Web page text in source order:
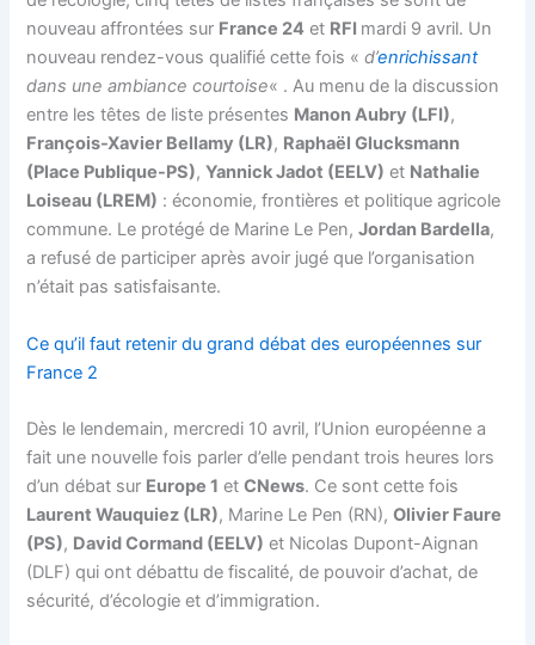
nouveau affrontées sur France 24 et RFI mardi 9 avril. Un
nouveau rendez-vous qualifié cette fois «d’enrichissant
dans une ambiance courtoise« . Au menu de la discussion
entre les têtes de liste présentes Manon Aubry (LFI),
François-Xavier Bellamy (LR), Raphaël Glucksmann
(Place Publique-PS),Yannick Jadot (EELV) et Nathalie
Loiseau (LREM) : économie, frontières et politique agricole
commune. Le protégé de Marine Le Pen,Jordan Bardella,
a refusé de participer après avoir jugé que l’organisation
n’était pas satisfaisante.
Ce qu’il faut retenir du grand débat des européennes sur
France 2
Dès le lendemain, mercredi 10 avril, l’Union européenne a
fait une nouvelle fois parler d’elle pendant trois heures lors
d’un débat sur Europe 1 etCNews. Ce sont cette fois
Laurent Wauquiez (LR), Marine Le Pen (RN),Olivier Faure
(PS), David Cormand (EELV) et Nicolas Dupont-Aignan
(DLF) qui ont débattu de fiscalité, de pouvoir d’achat, de
sécurité, d’écologie et d’immigration.